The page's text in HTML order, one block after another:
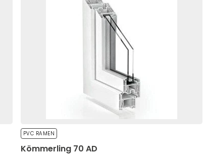
de basisfunctionaliteit van de website en de site zal niet
geen persoonlijk identificeerbare gegevens op.
die nog worden geclassificeerd, samen met de
PVC RAMEN
Kömmerling 70 AD